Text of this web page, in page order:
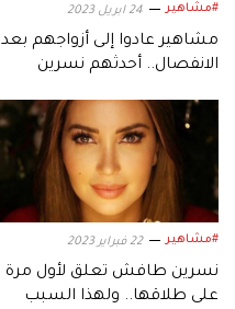
#مشاهير 24 ابريل 2023
مشاهير عادوا إلى أزواجهم بعد
الانفصال.. أحدثهم نسرين
#مشاهير 22 فبراير 2023
نسرين طافش تعلق لأول مرة
على طلاقها.. ولهذا السبب